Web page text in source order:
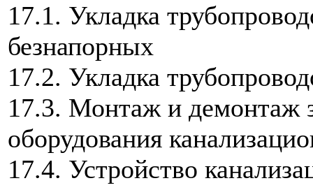
17.1. Укладка
безнапорных
17.2. Укладка
17.3. Монтаж и демонтаж
оборудования
17.4. Устройство